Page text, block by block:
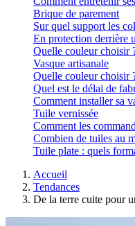
Brique de parement
Sur quel support les
En protection derrière
Quelle couleur choisir
Vasque artisanale
Quelle couleur choisir
Quel est le délai de
Comment installer sa
Tuile vernissée
Comment les
Combien de tuiles au
Tuile plate : quels
Accueil
Tendances
De la terre cuite pour